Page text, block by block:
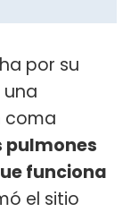
por su
coma
pulmones
funciona
el sitio